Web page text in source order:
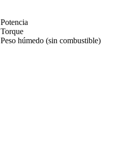
Potencia
Torque
Peso húmedo (sin combustible)